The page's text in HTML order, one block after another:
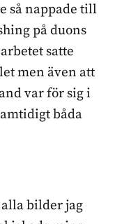
så nappade till
på duons
satte
men även att
var för sig i
båda
bilder jag